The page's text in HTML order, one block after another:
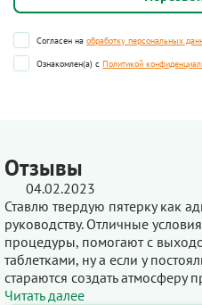
Согласен на обработку персональных
Ознакомлен(а) с Политикой
Отзывы
04.02.2023
Ставлю твердую пятерку как
руководству. Отличные
процедуры, помогают с
таблетками, ну а если у
стараются создать атмосферу
Читать далее